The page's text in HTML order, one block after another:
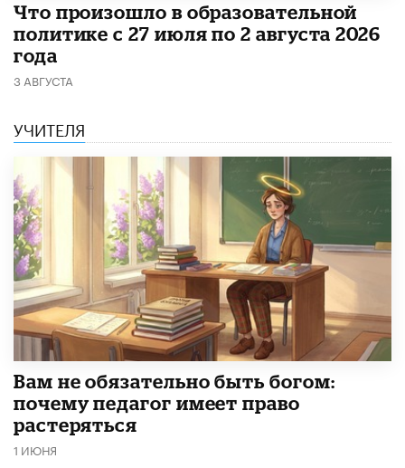
​Что произошло в образовательной
политике с 27 июля по 2 августа 2026
года
3 АВГУСТА
УЧИТЕЛЯ
​Вам не обязательно быть богом:
почему педагог имеет право
растеряться
1 ИЮНЯ